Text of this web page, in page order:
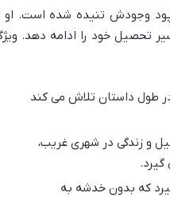
وجودش تنیده شده است. او
تحصیل خود را ادامه دهد.
طول داستان تلاش می کند
و زندگی در شهری غریب،
که بدون خدشه به